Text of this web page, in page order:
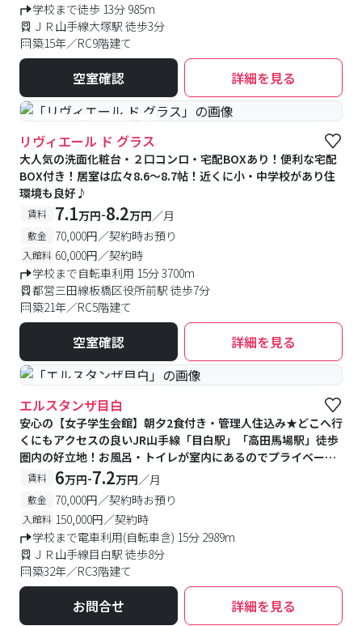
学校まで徒歩 13分 985m
ＪＲ山手線大塚駅 徒歩3分
築15年／RC9階建て
空室確認 詳細を見る
#予約受付中 #空室待ち
リヴィエール ド グラス
大人気の洗面化粧台・２口コンロ・宅配BOXあり！便利な宅配
BOX付き！居室は広々8.6〜8.7帖！近くに小・中学校があり住
環境も良好♪
賃料 7.1万円-8.2万円／月
敷金 70,000円／契約時お預り
入館料 60,000円／契約時
学校まで自転車利用 15分 3700m
都営三田線板橋区役所前駅 徒歩7分
築21年／RC5階建て
空室確認 詳細を見る
#食事付き #女性専用
エルスタンザ目白
安心の【女子学生会館】朝夕2食付き・管理人住込み★どこへ行
くにもアクセスの良いJR山手線「目白駅」「高田馬場駅」徒歩
圏内の好立地！お風呂・トイレが室内にあるのでプライベート
空間も確保可能です♪
賃料 6万円-7.2万円／月
敷金 70,000円／契約時お預り
入館料 150,000円／契約時
学校まで電車利用(自転車含) 15分 2989m
ＪＲ山手線目白駅 徒歩8分
築32年／RC3階建て
お問合せ 詳細を見る